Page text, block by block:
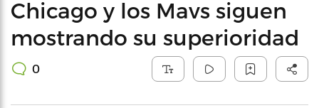
Chicago y los Mavs siguen
mostrando su superioridad
0